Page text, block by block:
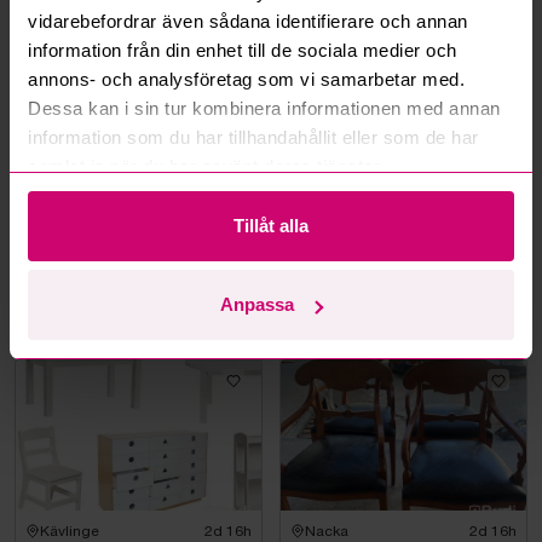
vidarebefordrar även sådana identifierare och annan
information från din enhet till de sociala medier och
annons- och analysföretag som vi samarbetar med.
Dessa kan i sin tur kombinera informationen med annan
information som du har tillhandahållit eller som de har
Tillåt alla
Anpassa
Hur fungerar budmotorn?
Kan jag ångra ett bud?
Kan ni frakta mina vunna objekt?
Mer från samma kategori
Kävlinge 2d 16h Nacka 2d 16h